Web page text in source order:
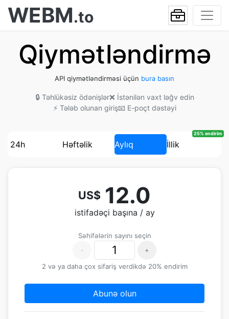
WEBM.to
Qiymətləndirmə
API qiymətləndirməsi üçün bura basın
🔒 Təhlükəsiz ödənişlər❌ İstənilən vaxt ləğv edin
⚡ Tələb olunan giriş📧 E-poçt dəstəyi
24h Həftəlik Aylıq İllik
25% endirim
US$ 12.0
istifadəçi başına / ay
Səhifələrin sayını seçin
-
+
2 və ya daha çox sifariş verdikdə 20% endirim
Abunə olun